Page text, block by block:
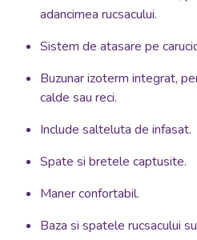
adancimea rucsacului.
Sistem de atasare pe
Buzunar izoterm integrat,
calde sau reci.
Include salteluta de infasat.
Spate si bretele captusite.
Maner confortabil.
Baza si spatele rucsacului